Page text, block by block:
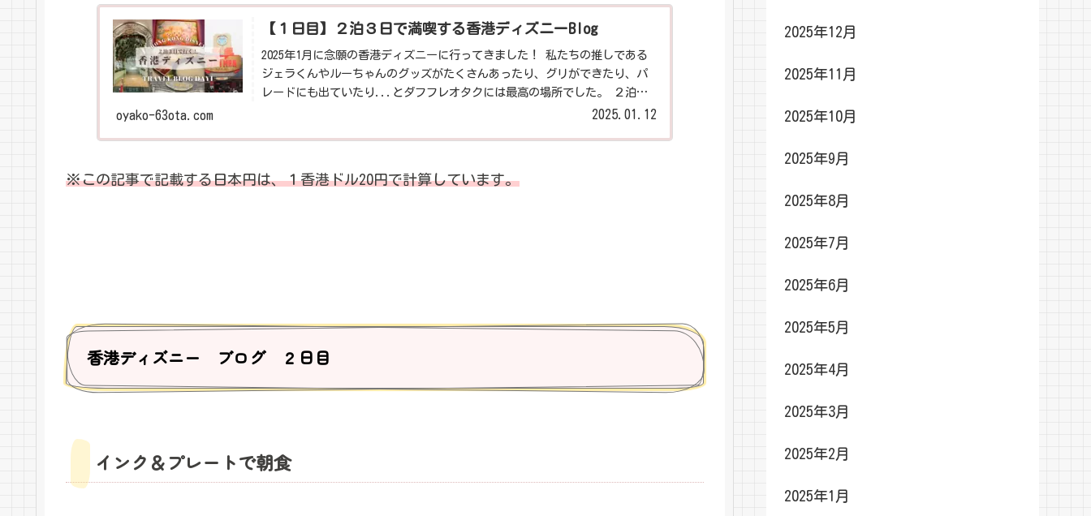
【１日目】２泊３日で満喫する香港ディズニーBlog
2025年1月に念願の香港ディズニーに行ってきました！ 私たちの推しである
ジェラくんやルーちゃんのグッズがたくさんあったり、グリができたり、パ
レードにも出ていたり...とダフフレオタクには最高の場所でした。 ２泊３
日で楽しんできたのですが、まずは１日目の様子をお届けします_(._.)_
oyako-63ota.com 2025.01.12
※この記事で記載する日本円は、１香港ドル20円で計算しています。
香港ディズニー ブログ ２日目
インク＆プレートで朝食
2025年12月
2025年11月
2025年10月
2025年9月
2025年8月
2025年7月
2025年6月
2025年5月
2025年4月
2025年3月
2025年2月
2025年1月